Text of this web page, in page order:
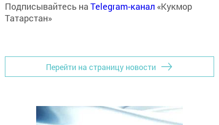
Подписывайтесь на Telegram-канал «Кукмор
Татарстан»
Перейти на страницу новости